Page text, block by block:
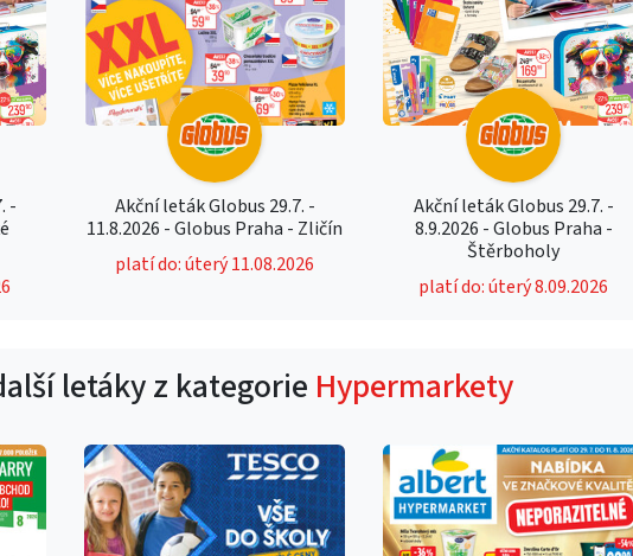
-
Akční leták Globus 29.7. -
11.8.2026 - Globus Praha - Zličín
platí do: úterý 11.08.2026
Akční leták Globus 29.7. -
8.9.2026 - Globus Praha -
Štěrboholy
platí do: úterý 8.09.2026
letáky z kategorie Hypermarkety